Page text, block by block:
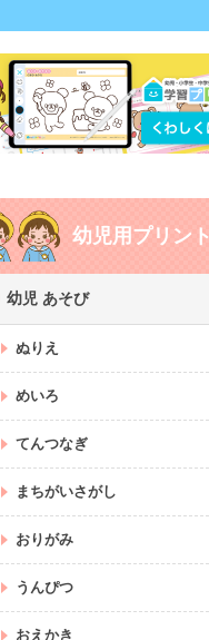
幼児用プリント
幼児 あそび
ぬりえ
めいろ
てんつなぎ
まちがいさがし
おりがみ
うんぴつ
おえかき